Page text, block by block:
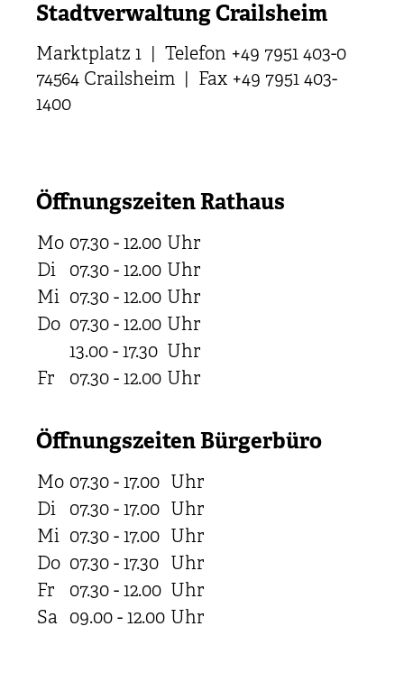
Stadtverwaltung Crailsheim
Marktplatz 1 | Telefon +49 7951 403-0
74564 Crailsheim | Fax +49 7951 403-
1400
Öffnungszeiten Rathaus
Mo 07.30 - 12.00 Uhr
Di
07.30 - 12.00 Uhr
Mi 07.30 - 12.00 Uhr
Do 07.30 - 12.00 Uhr
13.00 - 17.30 Uhr
Fr
07.30 - 12.00 Uhr
Öffnungszeiten Bürgerbüro
Mo 07.30 - 17.00 Uhr
Di
07.30 - 17.00 Uhr
Mi 07.30 - 17.00 Uhr
Do 07.30 - 17.30 Uhr
Fr
07.30 - 12.00 Uhr
Sa 09.00 - 12.00 Uhr